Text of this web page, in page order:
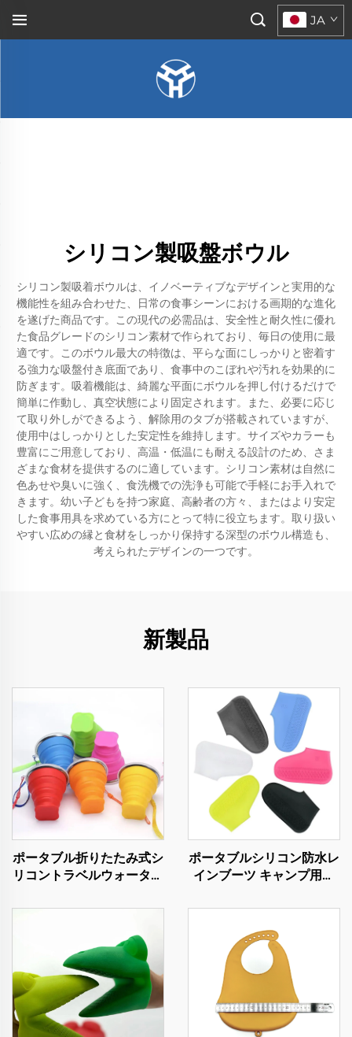
JA
シリコン製吸盤ボウル
シリコン製吸着ボウルは、イノベーティブなデザインと実用的な
機能性を組み合わせた、日常の食事シーンにおける画期的な進化
を遂げた商品です。この現代の必需品は、安全性と耐久性に優れ
た食品グレードのシリコン素材で作られており、毎日の使用に最
適です。このボウル最大の特徴は、平らな面にしっかりと密着す
る強力な吸盤付き底面であり、食事中のこぼれや汚れを効果的に
防ぎます。吸着機能は、綺麗な平面にボウルを押し付けるだけで
簡単に作動し、真空状態により固定されます。また、必要に応じ
て取り外しができるよう、解除用のタブが搭載されていますが、
使用中はしっかりとした安定性を維持します。サイズやカラーも
豊富にご用意しており、高温・低温にも耐える設計のため、さま
ざまな食材を提供するのに適しています。シリコン素材は自然に
色あせや臭いに強く、食洗機での洗浄も可能で手軽にお手入れで
きます。幼い子どもを持つ家庭、高齢者の方々、またはより安定
した食事用具を求めている方にとって特に役立ちます。取り扱い
やすい広めの縁と食材をしっかり保持する深型のボウル構造も、
考えられたデザインの一つです。
新製品
ポータブル折りたたみ式シ
リコントラベルウォーター
能な折りたたみ式ドリンク
用 茶カップ＆ソーサー
ポータブルシリコン防水レ
インブーツ キャンプ用レ